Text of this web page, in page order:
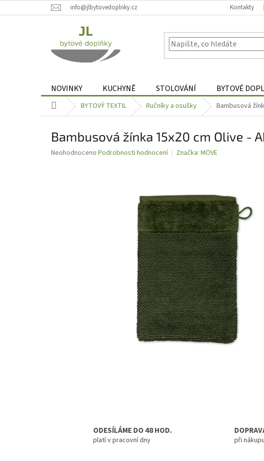
na
info@jlbytovedoplnky.cz Kontakty
NOVINKY KUCHYNĚ STOLOVÁNÍ BYTOVÉ
Domů BYTOVÝ TEXTIL Ručníky a osušky Bambusová
Bambusová žínka 15x20 cm Olive -
Průměrné
Neohodnoceno Podrobnosti hodnocení Značka: MÖVE
ODESÍLÁME DO 48 HOD.
platí v pracovní dny při